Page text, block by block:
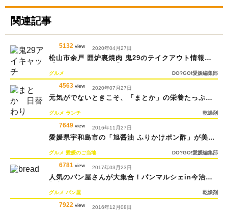
関連記事
5132 view 2020年04月27日
松山市余戸 囲炉裏焼肉 鬼29のテイクアウト情報
グルメ DO?GO!愛媛編集部
4563 view 2020年07月27日
元気がでないときこそ、「まとか」の栄養たっぷり
グルメ ランチ 乾燥剤
7649 view 2016年11月27日
愛媛県宇和島市の「旭醤油 ふりかけポン酢」が美味
グルメ 愛媛のご当地 DO?GO!愛媛編集部
6781 view 2017年03月23日
人気のパン屋さんが大集合！パンマルシェin今治新
グルメ パン屋 乾燥剤
7922 view 2016年12月08日